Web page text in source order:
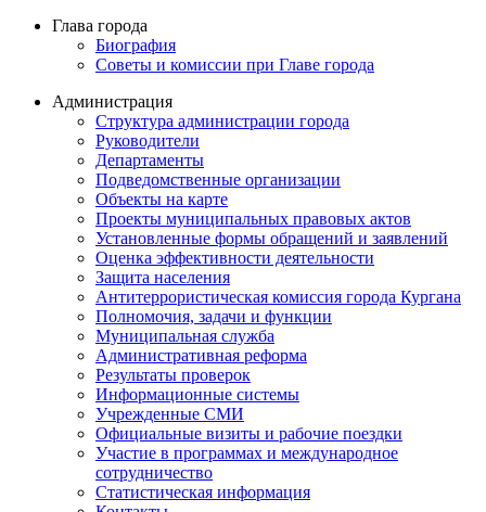
Глава города
Биография
Советы и комиссии при Главе города
Администрация
Структура администрации города
Руководители
Департаменты
Подведомственные организации
Объекты на карте
Проекты муниципальных правовых актов
Установленные формы обращений и заявлений
Оценка эффективности деятельности
Защита населения
Антитеррористическая комиссия города Кургана
Полномочия, задачи и функции
Муниципальная служба
Административная реформа
Результаты проверок
Информационные системы
Учрежденные СМИ
Официальные визиты и рабочие поездки
Участие в программах и международное
сотрудничество
Статистическая информация